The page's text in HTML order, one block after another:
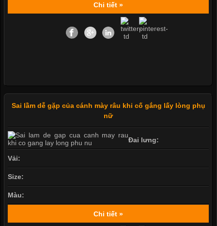
Chi tiết »
Sai lầm dễ gặp của cánh mày râu khi cố gắng lấy lòng phụ
nữ
Đai lưng:
Vải:
Size:
Màu:
Chi tiết »